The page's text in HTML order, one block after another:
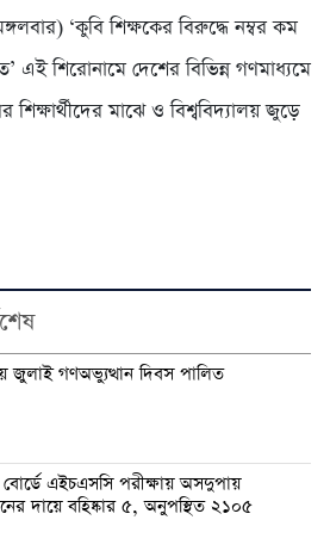
‘কুবি শিক্ষকের বিরুদ্ধে নম্বর কম
এই শিরোনামে দেশের বিভিন্ন গণমাধ্যমে
মাঝে ও বিশ্ববিদ্যালয় জুড়ে
জুলাই গণঅভ্যুত্থান দিবস পালিত
বোর্ডে এইচএসসি পরীক্ষায় অসদুপায়
দায়ে বহিষ্কার ৫, অনুপস্থিত ২১০৫